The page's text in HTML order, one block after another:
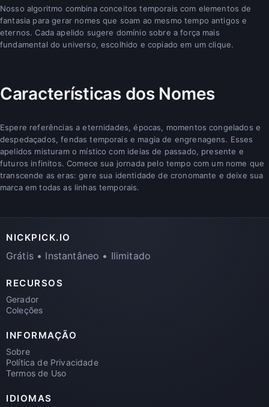
Nosso algoritmo combina conceitos temporais com elementos de
fantasia para gerar nomes que soam ao mesmo tempo antigos e
eternos. Cada apelido sugere domínio sobre a força mais
fundamental do universo, escolhido e copiado em um clique.
Características dos Nomes
Espere referências a eternidades, épocas, momentos congelados e
despedaçados, fendas temporais e magia de engrenagens. Esses
apelidos misturam o místico com ideias de passado, presente e
futuros infinitos. Comece sua jornada pelo tempo com um nome que
transcende as eras: gere sua identidade de cronomante e deixe sua
marca em todas as linhas temporais.
NICKPICK.IO
Grátis • Instantâneo • Ilimitado
RECURSOS
Gerador
Coleções
INFORMAÇÃO
Sobre
Política de Privacidade
Termos de Uso
IDIOMAS